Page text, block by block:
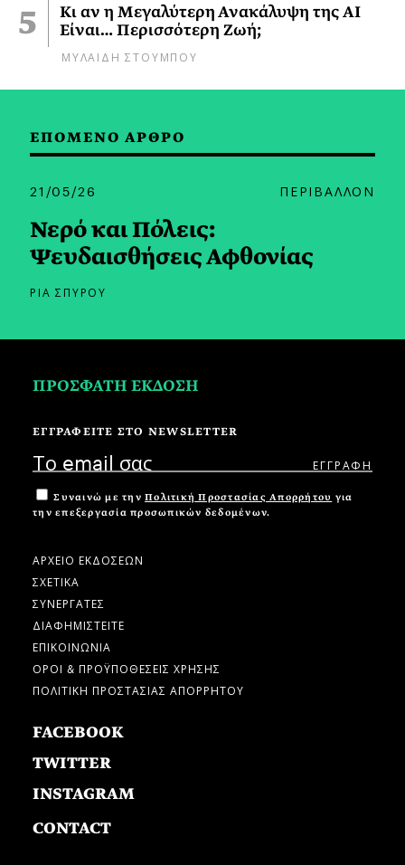
Κι αν η Μεγαλύτερη Ανακάλυψη της AI
Είναι… Περισσότερη Ζωή;
ΜΥΛΑΙΔΗ ΣΤΟΥΜΠΟΥ
ΕΠΟΜΕΝΟ ΑΡΘΡΟ
21/05/26 ΠΕΡΙΒΑΛΛΟΝ
Νερό και Πόλεις:
Ψευδαισθήσεις Αφθονίας
ΡΙΑ ΣΠΥΡΟΥ
ΠΡΟΣΦΑΤΗ ΕΚΔΟΣΗ
ΕΓΓΡΑΦΕΙΤΕ ΣΤΟ NEWSLETTER
Συναινώ με την Πολιτική Προστασίας Απορρήτου για
την επεξεργασία προσωπικών δεδομένων.
ΑΡΧΕΙΟ ΕΚΔΟΣΕΩΝ
ΣΧΕΤΙΚΑ
ΣΥΝΕΡΓΑΤΕΣ
ΔΙΑΦΗΜΙΣΤΕΙΤΕ
ΕΠΙΚΟΙΝΩΝΙΑ
ΟΡΟΙ & ΠΡΟΫΠΟΘΕΣΕΙΣ ΧΡΗΣΗΣ
ΠΟΛΙΤΙΚΗ ΠΡΟΣΤΑΣΙΑΣ ΑΠΟΡΡΗΤΟΥ
FACEBOOK
TWITTER
INSTAGRAM
CONTACT